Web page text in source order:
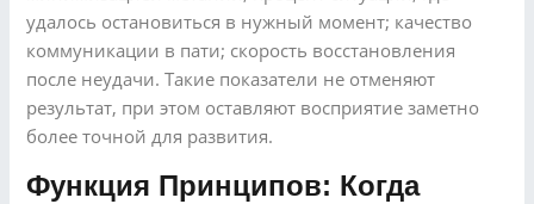
удалось остановиться в нужный момент; качество
коммуникации в пати; скорость восстановления
после неудачи. Такие показатели не отменяют
результат, при этом оставляют восприятие заметно
более точной для развития.
Функция Принципов: Когда